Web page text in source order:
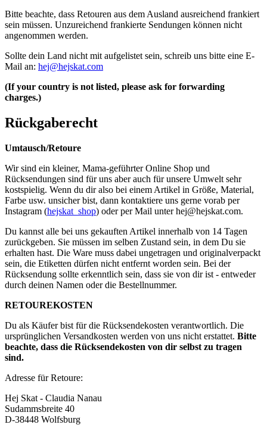
Bitte beachte, dass Retouren aus dem Ausland ausreichend frankiert
sein müssen. Unzureichend frankierte Sendungen können nicht
angenommen werden.
Sollte dein Land nicht mit aufgelistet sein, schreib uns bitte eine E-
Mail an: hej@hejskat.com
(If your country is not listed, please ask for forwarding
charges.)
Rückgaberecht
Umtausch/Retoure
Wir sind ein kleiner, Mama-geführter Online Shop und
Rücksendungen sind für uns aber auch für unsere Umwelt sehr
kostspielig. Wenn du dir also bei einem Artikel in Größe, Material,
Farbe usw. unsicher bist, dann kontaktiere uns gerne vorab per
Instagram (hejskat_shop) oder per Mail unterhej@hejskat.com.
Du kannst alle bei uns gekauften Artikel innerhalb von 14 Tagen
zurückgeben. Sie müssen im selben Zustand sein, in dem Du sie
erhalten hast. Die Ware muss dabei ungetragen und originalverpackt
sein, die Etiketten dürfen nicht entfernt worden sein. Bei der
Rücksendung sollte erkenntlich sein, dass sie von dir ist - entweder
durch deinen Namen oder die Bestellnummer.
RETOUREKOSTEN
Du als Käufer bist für die Rücksendekosten verantwortlich. Die
ursprünglichen Versandkosten werden von uns nicht erstattet. Bitte
beachte, dass die Rücksendekosten von dir selbst zu tragen
sind.
Adresse für Retoure:
Hej Skat - Claudia Nanau
Sudammsbreite 40
D-38448 Wolfsburg